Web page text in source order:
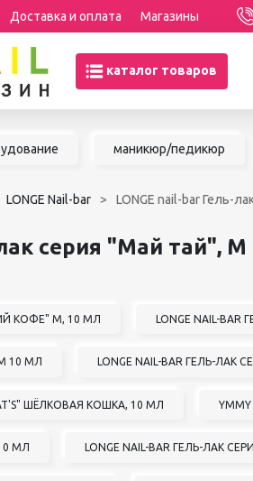
Доставка и оплата Магазины
каталог товаров
Товары со
Аппаратный маникюр и
Гель-краска
Дизайны для ногтей
Инструменты для
маникюр/педикюр
LONGE Nail-bar LONGE nail-bar Гель-
серия "Май тай", М
КОФЕ" М, 10 МЛ LONGE NAIL-
10 МЛ LONGE NAIL-BAR ГЕЛЬ-
ШЁЛКОВАЯ КОШКА, 10 МЛ
МЛ LONGE NAIL-BAR ГЕЛЬ-ЛАК